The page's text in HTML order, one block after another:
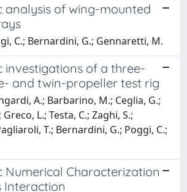
analysis of wing-mounted
C.; Bernardini, G.; Gennaretti, M.
investigations of a three-
and twin-propeller test rig
A.; Barbarino, M.; Ceglia, G.;
L.; Testa, C.; Zaghi, S.;
T.; Bernardini, G.; Poggi, C.;
Numerical Characterization
Interaction